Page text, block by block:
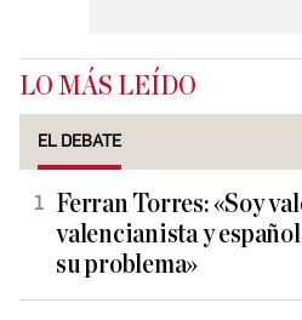
LO MÁS LEÍDO
EL DEBATE
Ferran Torres: «Soy
valencianista y
su problema»